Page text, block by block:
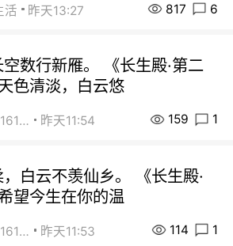
活 昨天13:27 817 6
数行新雁。 《长生殿·第二
色清淡，白云悠
街友21416156 昨天11:54 159 1
白云不羡仙乡。 《长生殿·
望今生在你的温
街友21416156 昨天11:53 114 1